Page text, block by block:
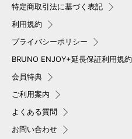
特定商取引法に基づく表記
利用規約
プライバシーポリシー
BRUNO ENJOY+延長保証利用規約
会員特典
ご利用案内
よくある質問
お問い合わせ